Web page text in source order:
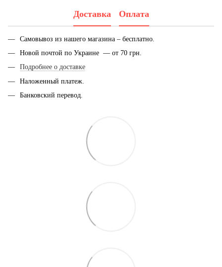
Доставка Оплата
Самовывоз из нашего магазина – бесплатно.
Новой почтой по Украине — от 70 грн.
Подробнее о доставке
Наложенный платеж.
Банковский перевод.